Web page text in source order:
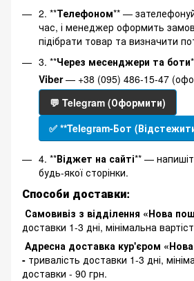
2. **Телефоном** —
час, і менеджер оформить
підібрати товар та визначити
3. **Через месенджери та боти
Viber— +38 (095) 486-15-47
💬 Telegram (Оформити)
✅ **Telegram-Бот
4. **Віджет на сайті** —
будь-якої сторінки.
Способи доставки:
Самовивіз з відділення «Нова
доставки 1-3 дні, мінімальна
Адресна доставка кур'єром
- тривалість доставки 1-3 дні,
доставки - 90 грн.